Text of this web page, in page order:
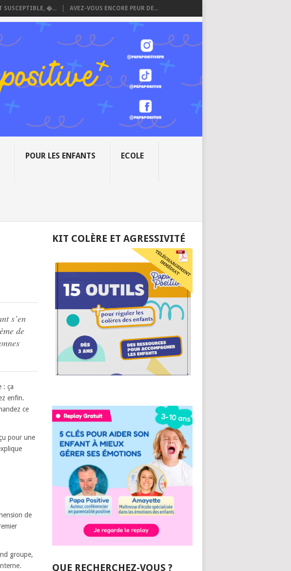
SUSCEPTIBLE, �... AVEZ-VOUS ENCORE PEUR DE...
POUR LES ENFANTS ECOLE
s’en
de
: ça
enfin.
ce
pour une
de
groupe,
KIT COLÈRE ET AGRESSIVITÉ
QUE RECHERCHEZ-VOUS ?